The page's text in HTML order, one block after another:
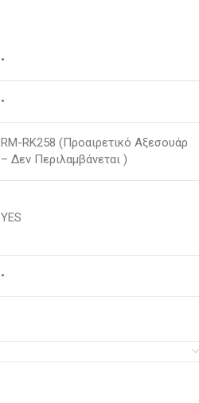
•
•
RM-RK258 (Προαιρετικό Αξεσουάρ
– Δεν Περιλαμβάνεται )
YES
•